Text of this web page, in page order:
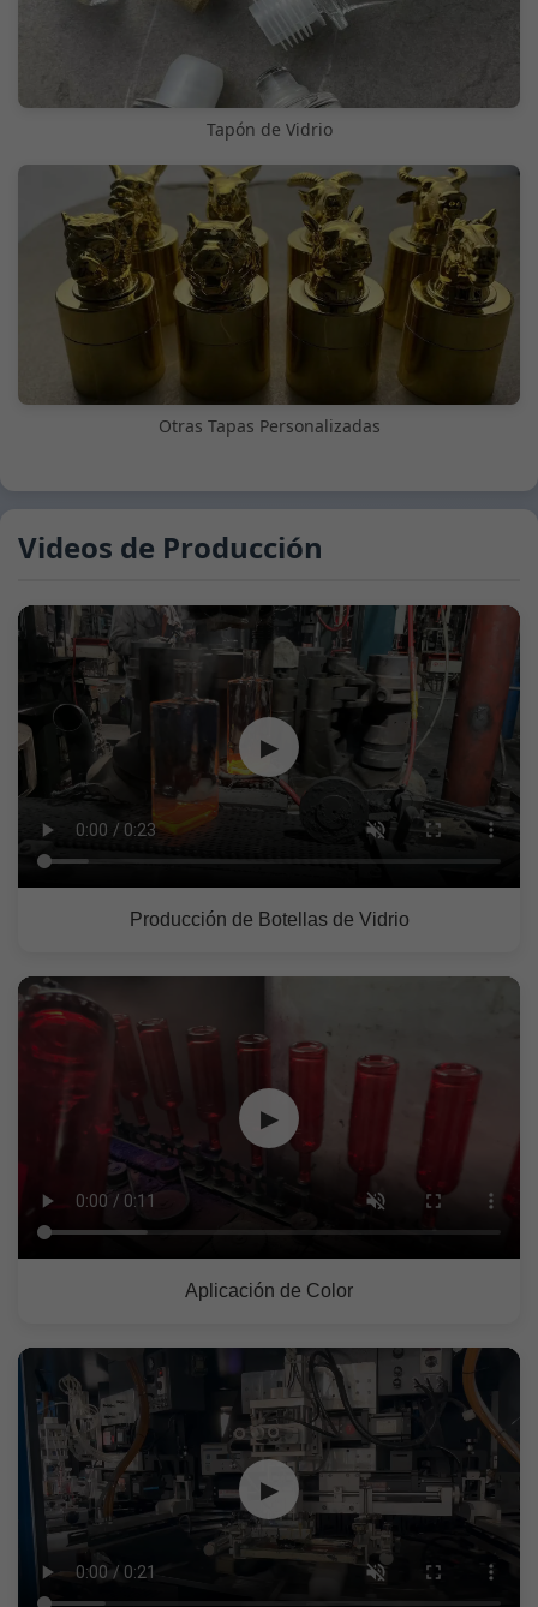
Tapón de Vidrio
Otras Tapas Personalizadas
Videos de Producción
▶
Producción de Botellas de Vidrio
▶
Aplicación de Color
▶